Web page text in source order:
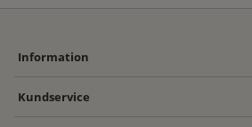
Information
Kundservice